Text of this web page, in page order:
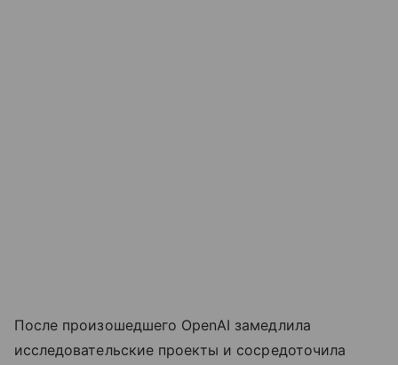
После произошедшего OpenAI замедлила
исследовательские проекты и сосредоточила